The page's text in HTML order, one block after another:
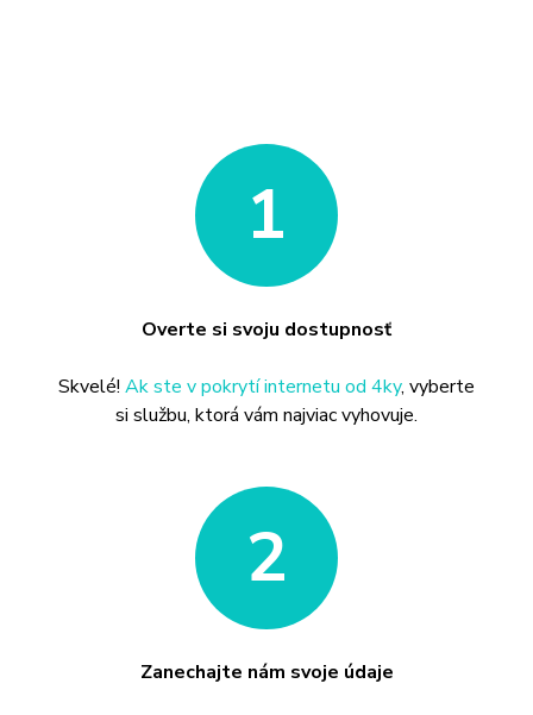
1
Overte si svoju dostupnosť
Skvelé! Ak ste v pokrytí internetu od 4ky, vyberte
si službu, ktorá vám najviac vyhovuje.
2
Zanechajte nám svoje údaje